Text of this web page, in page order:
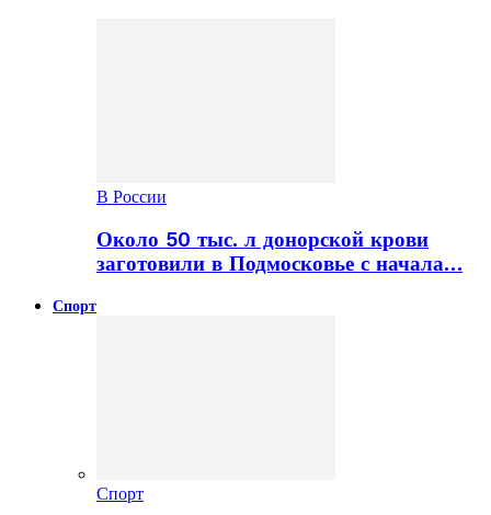
В России
Около 50 тыс. л донорской крови
заготовили в Подмосковье с начала…
Спорт
Спорт